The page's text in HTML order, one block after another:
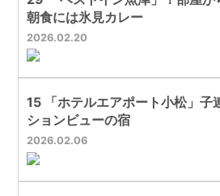
2026 02 20
朝食には氷見カレー
2026 02 06
15 「ホテルエアポート小松」子
ションビューの宿